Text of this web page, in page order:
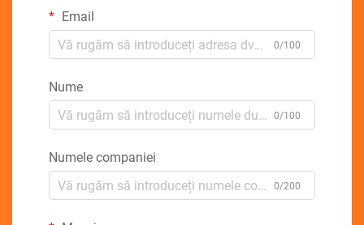
Email
0/100
Nume
0/100
Numele companiei
0/200